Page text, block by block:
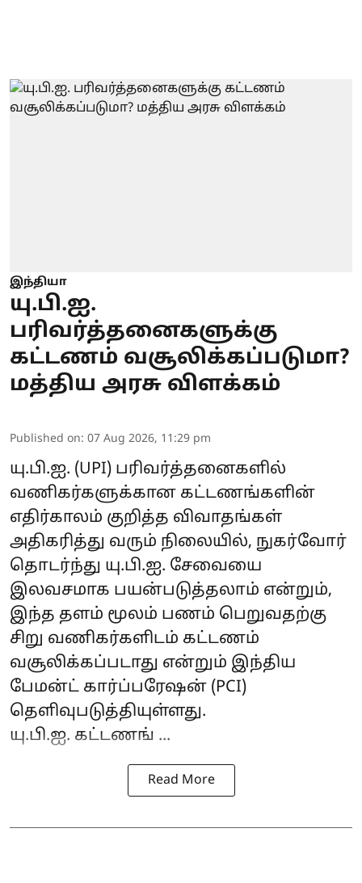
இந்தியா
யு.பி.ஐ.
பரிவர்த்தனைகளுக்கு
கட்டணம் வசூலிக்கப்படுமா?
மத்திய அரசு விளக்கம்
Published on: 07 Aug 2026, 11:29 pm
யு.பி.ஐ. (UPI) பரிவர்த்தனைகளில்
வணிகர்களுக்கான கட்டணங்களின்
எதிர்காலம் குறித்த விவாதங்கள்
அதிகரித்து வரும் நிலையில், நுகர்வோர்
தொடர்ந்து யு.பி.ஐ. சேவையை
இலவசமாக பயன்படுத்தலாம் என்றும்,
இந்த தளம் மூலம் பணம் பெறுவதற்கு
சிறு வணிகர்களிடம் கட்டணம்
வசூலிக்கப்படாது என்றும் இந்திய
பேமன்ட் கார்ப்பரேஷன் (PCI)
தெளிவுபடுத்தியுள்ளது.
யு.பி.ஐ. கட்டணங் ...
Read More